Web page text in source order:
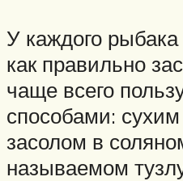
У каждого рыбака
как правильно
чаще всего
способами:
засолом в
называемом